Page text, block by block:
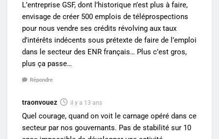
L’entreprise GSF, dont l’historique n’est plus à faire,
envisage de créer 500 emplois de téléprospections
pour nous vendre ses crédits révolving aux taux
d’intérêts indécents sous prétexte de faire de l’emploi
dans le secteur des ENR français… Plus c’est gros,
plus ça passe…
Répondre
traonvouez il y a 13 ans
Quel courage, quand on voit le carnage opéré dans ce
secteur par nos gouvernants. Pas de stabilité sur 10